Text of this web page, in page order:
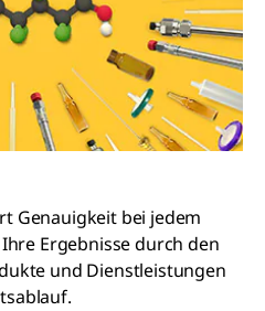
Genauigkeit bei jedem
Ergebnisse durch den
und Dienstleistungen